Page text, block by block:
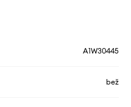
A1W30445
bež